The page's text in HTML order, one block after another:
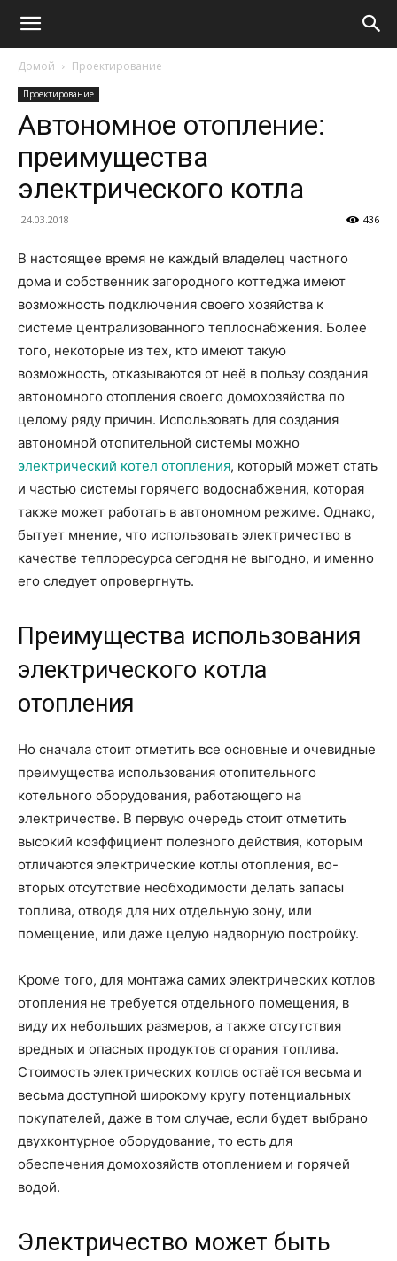
Домой Проектирование
Проектирование
Автономное отопление:
преимущества
электрического котла
24.03.2018 436
В настоящее время не каждый владелец частного
дома и собственник загородного коттеджа имеют
возможность подключения своего хозяйства к
системе централизованного теплоснабжения. Более
того, некоторые из тех, кто имеют такую
возможность, отказываются от неё в пользу создания
автономного отопления своего домохозяйства по
целому ряду причин. Использовать для создания
автономной отопительной системы можно
электрический котел отопления, который может стать
и частью системы горячего водоснабжения, которая
также может работать в автономном режиме. Однако,
бытует мнение, что использовать электричество в
качестве теплоресурса сегодня не выгодно, и именно
его следует опровергнуть.
Преимущества использования
электрического котла
отопления
Но сначала стоит отметить все основные и очевидные
преимущества использования отопительного
котельного оборудования, работающего на
электричестве. В первую очередь стоит отметить
высокий коэффициент полезного действия, которым
отличаются электрические котлы отопления, во-
вторых отсутствие необходимости делать запасы
топлива, отводя для них отдельную зону, или
помещение, или даже целую надворную постройку.
Кроме того, для монтажа самих электрических котлов
отопления не требуется отдельного помещения, в
виду их небольших размеров, а также отсутствия
вредных и опасных продуктов сгорания топлива.
Стоимость электрических котлов остаётся весьма и
весьма доступной широкому кругу потенциальных
покупателей, даже в том случае, если будет выбрано
двухконтурное оборудование, то есть для
обеспечения домохозяйств отоплением и горячей
водой.
Электричество может быть